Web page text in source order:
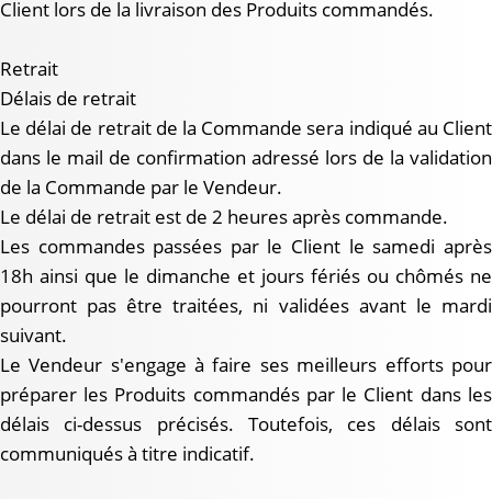
Client lors de la livraison des Produits commandés.
Retrait
Délais de retrait
Le délai de retrait de la Commande sera indiqué au Client
dans le mail de confirmation adressé lors de la validation
de la Commande par le Vendeur.
Le délai de retrait est de 2 heures après commande.
Les commandes passées par le Client le samedi après
18h ainsi que le dimanche et jours fériés ou chômés ne
pourront pas être traitées, ni validées avant le mardi
suivant.
Le Vendeur s'engage à faire ses meilleurs efforts pour
préparer les Produits commandés par le Client dans les
délais ci-dessus précisés. Toutefois, ces délais sont
communiqués à titre indicatif.